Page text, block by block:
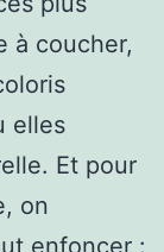
à coucher,
elles
Et pour
on
enfoncer :